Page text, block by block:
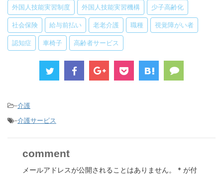
外国人技能実習制度 外国人技能実習機構 少子高齢化
社会保険 給与前払い 老老介護 職種 視覚障がい者
認知症 車椅子 高齢者サービス
-介護
-介護サービス
comment
メールアドレスが公開されることはありません。 * が付